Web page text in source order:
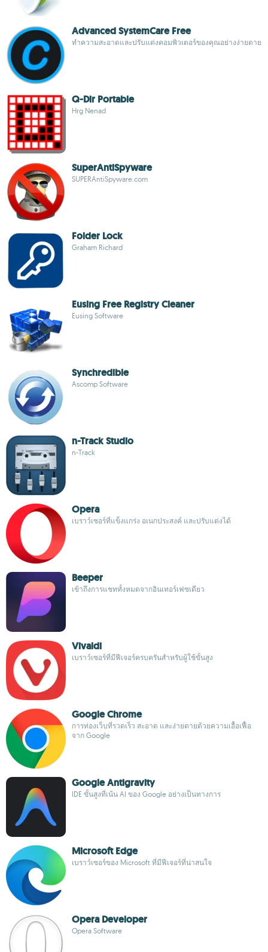
Advanced SystemCare Free
ทำความสะอาดและปรับแต่งคอมพิวเตอร์ของคุณอย่างง่ายดาย
Q-Dir Portable
Hrg Nenad
SuperAntiSpyware
SUPERAntiSpyware.com
Folder Lock
Graham Richard
Eusing Free Registry Cleaner
Eusing Software
Synchredible
Ascomp Software
n-Track Studio
n-Track
Opera
เบราว์เซอร์ที่แข็งแกร่ง อเนกประสงค์ และปรับแต่งได้
Beeper
เข้าถึงการแชททั้งหมดจากอินเทอร์เฟซเดียว
Vivaldi
เบราว์เซอร์ที่มีฟีเจอร์ครบครันสำหรับผู้ใช้ขั้นสูง
Google Chrome
การท่องเว็บที่รวดเร็ว สะอาด และง่ายดายด้วยความเอื้อเฟื้อ
จาก Google
Google Antigravity
IDE ขั้นสูงที่เน้น AI ของ Google อย่างเป็นทางการ
Microsoft Edge
เบราว์เซอร์ของ Microsoft ที่มีฟีเจอร์ที่น่าสนใจ
Opera Developer
Opera Software